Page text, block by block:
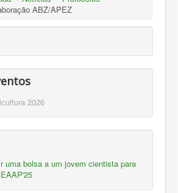
ABZ/APEZ
2026
uma bolsa a um jovem cientista para